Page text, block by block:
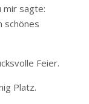
mir sagte:
schönes
Feier.
Platz.